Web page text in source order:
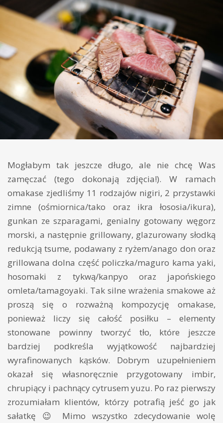
Mogłabym tak jeszcze długo, ale nie chcę Was
zamęczać (tego dokonają zdjęcia!). W ramach
omakase zjedliśmy 11 rodzajów nigiri, 2 przystawki
zimne (ośmiornica/tako oraz ikra łososia/ikura),
gunkan ze szparagami, genialny gotowany węgorz
morski, a następnie grillowany, glazurowany słodką
redukcją tsume, podawany z ryżem/anago don oraz
grillowana dolna część policzka/maguro kama yaki,
hosomaki z tykwą/kanpyo oraz japońskiego
omleta/tamagoyaki. Tak silne wrażenia smakowe aż
proszą się o rozważną kompozycję omakase,
ponieważ liczy się całość posiłku – elementy
stonowane powinny tworzyć tło, które jeszcze
bardziej podkreśla wyjątkowość najbardziej
wyrafinowanych kąsków. Dobrym uzupełnieniem
okazał się własnoręcznie przygotowany imbir,
chrupiący i pachnący cytrusem yuzu. Po raz pierwszy
zrozumiałam klientów, którzy potrafią jeść go jak
sałatkę 😉 Mimo wszystko zdecydowanie wolę